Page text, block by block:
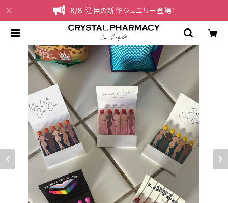
8/8 注目の新作ジュエリー登場！